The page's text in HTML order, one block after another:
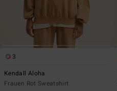
3
Kendall Aloha
Frauen Rot Sweatshirt